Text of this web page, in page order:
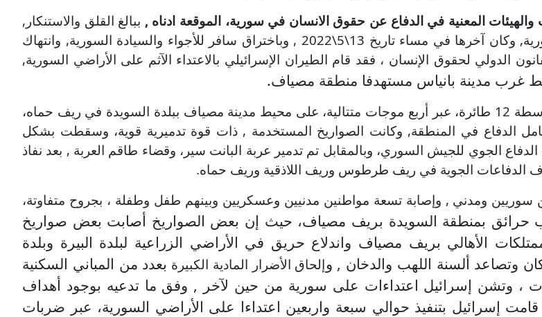
المعنية في الدفاع عن حقوق الانسان في سورية، الموقعة ادناه , ببالغ القلق والاستنكار,
آخرها في مساء تاريخ 13\5\2022 ,
وباختراق سافر للأجواء والسيادة السورية, وانتهاك
الدولي لحقوق الإنسان ، فقد قام الطيران الإسرائيلي بالاعتداء الآثم على الأراضي السورية,
غرب مدينة بانياس مستهدفا منطقة مصياف.
ووفقا لمصادر اعلامية متطابقة، فقد تم إطلاق 32صاروخ إسرائيلي بواسطة 12 طائرة، عبر أربع موجات متتالية، على محيط مدينة مصياف ببلدة السويدة في ريف حماه،
معامل الدفاع في المنطقة, وكانت الصواريخ المستخدمة , ذات قوة تدميرية قوية، وسقطت بشكل
26 صاروخا بواسطة قوات الدفاع الجوي للجيش السوري، وبالمقابل تم تدمير عربة البانت سير، وقضاء طاقم العربة , بعد نفاذ
الدفاعات الجوية في ريف طرطوس وريف اللاذقية وريف حماه.
سوريين ومدني , وإصابة تسعة مواطنين مدنيين وعسكريين وبينهم طفل وطفلة ، بجروح متفاوتة،
حرائق بمنطقة السويدة بريف مصياف، حيث إن بعض الصواريخ أصابت بعض صواريخ
الأهالي بريف مصياف واندلاع حريق في الأراضي الزراعية لبلدة البيرة وبلدة
وتصاعد ألسنة اللهب والدخان , وإلحاق الأضرار المادية الكبيرة بعدد من المباني السكنية
، وتشن إسرائيل اعتداءات على سورية من حين لآخر , وفق ما تدعيه بوجود أهداف
. ويذكر انه، منذ بدء عام 2021 وحتى الان، قامت إسرائيل بتنفيذ حوالي سبعة واربعين اعتداءا على الأراضي السورية، عبر ضربات